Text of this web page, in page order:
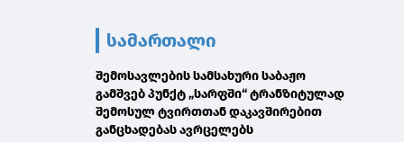
სამართალი
შემოსავლების სამსახური საბაჟო
გამშვებ პუნქტ „სარფში“ ტრანზიტულად
შემოსულ ტვირთთან დაკავშირებით
განცხადებას ავრცელებს